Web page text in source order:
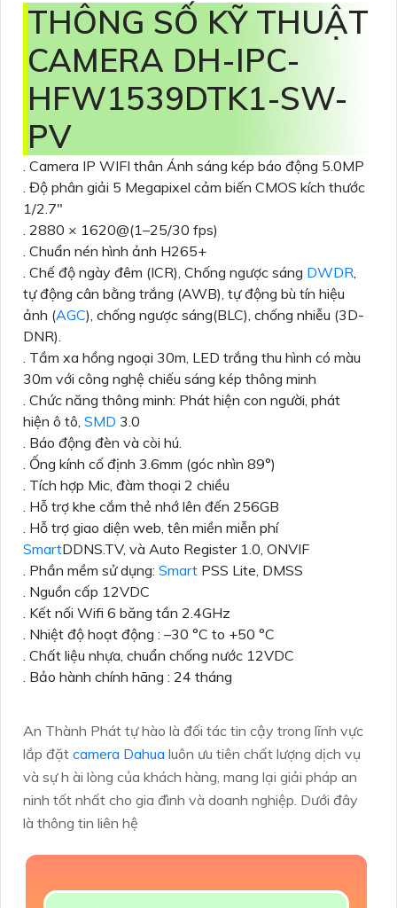
THÔNG SỐ KỸ THUẬT
CAMERA DH-IPC-
HFW1539DTK1-SW-
PV
. Camera IP WIFI thân Ánh sáng kép báo động 5.0MP
. Độ phân giải 5 Megapixel cảm biến CMOS kích thước
1/2.7″
. 2880 × 1620@(1–25/30 fps)
. Chuẩn nén hình ảnh H265+
. Chế độ ngày đêm (ICR), Chống ngược sáng DWDR
tự động cân bằng trắng (AWB), tự động bù tín hiệu
ảnh (AGC), chống ngược sáng(BLC), chống nhiễu (3D-
DNR).
. Tầm xa hồng ngoại 30m, LED trắng thu hình có màu
30m với công nghệ chiếu sáng kép thông minh
. Chức năng thông minh: Phát hiện con người, phát
hiện ô tô, SMD 3.0
. Báo động đèn và còi hú.
. Ống kính cố định 3.6mm (góc nhìn 89°)
. Tích hợp Mic, đàm thoại 2 chiều
. Hỗ trợ khe cắm thẻ nhớ lên đến 256GB
. Hỗ trợ giao diện web, tên miền miễn phí
SmartDDNS.TV, và Auto Register 1.0, ONVIF
. Phần mềm sử dụng: Smart PSS Lite, DMSS
. Nguồn cấp 12VDC
. Kết nối Wifi 6 băng tần 2.4GHz
. Nhiệt độ hoạt động : –30 °C to +50 °C
. Chất liệu nhựa, chuẩn chống nước 12VDC
. Bảo hành chính hãng : 24 tháng
An Thành Phát tự hào là đối tác tin cậy trong lĩnh vực
lắp đặt camera Dahua luôn ưu tiên chất lượng dịch vụ
và sự h ài lòng của khách hàng, mang lại giải pháp an
ninh tốt nhất cho gia đình và doanh nghiệp. Dưới đây
là thông tin liên hệ